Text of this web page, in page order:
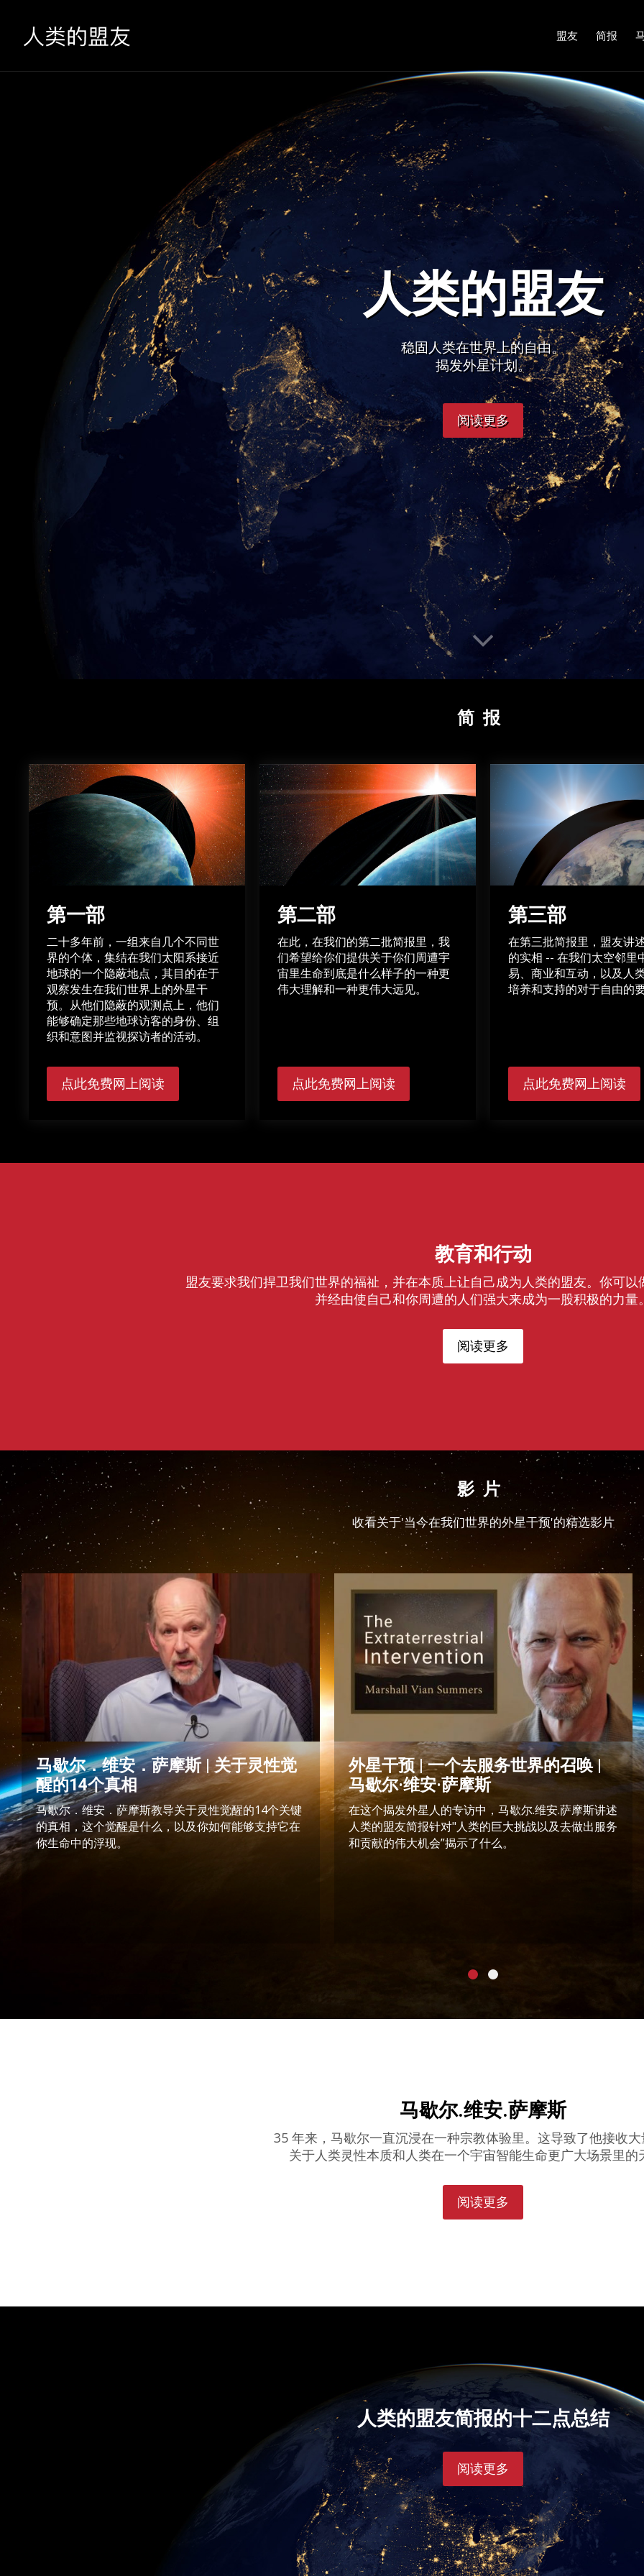
盟友 简报
人类的盟友
稳固人类在世界上的自由。
揭发外星计划。
阅读更多
简报
第一部
二十多年前，一组来自几个不同世
界的个体，集结在我们太阳系接近
地球的一个隐蔽地点，其目的在于
观察发生在我们世界上的外星干
预。从他们隐蔽的观测点上，他们
能够确定那些地球访客的身份、组
织和意图并监视探访者的活动。
点此免费网上阅读
第二部
在此，在我们的第二批简报里，我
们希望给你们提供关于你们周遭宇
宙里生命到底是什么样子的一种更
伟大理解和一种更伟大远见。
点此免费网上阅读
第三部
在第三批简报里，盟友讲
的实相 -- 在我们太空邻里
易、商业和互动，以及人
培养和支持的对于自由的
点此免费网上阅读
教育和行动
盟友要求我们捍卫我们世界的福祉，并在本质上让自己成为人类的盟友。你可
并经由使自己和你周遭的人们强大来成为一股积极的力量
阅读更多
影片
收看关于'当今在我们世界的外星干预'的精选影片
马歇尔．维安．萨摩斯 | 关于灵性觉
醒的14个真相
马歇尔．维安．萨摩斯教导关于灵性觉醒的14个关键
的真相，这个觉醒是什么，以及你如何能够支持它在
你生命中的浮现。
外星干预 | 一个去服务世界的召唤 |
马歇尔·维安·萨摩斯
在这个揭发外星人的专访中，马歇尔.维安.萨摩斯讲述
人类的盟友简报针对"人类的巨大挑战以及去做出服务
和贡献的伟大机会”揭示了什么。
马歇尔.维安.萨摩斯
35 年来，马歇尔一直沉浸在一种宗教体验里。这导致了他接收
关于人类灵性本质和人类在一个宇宙智能生命更广大场景里的
阅读更多
人类的盟友简报的十二点总结
阅读更多